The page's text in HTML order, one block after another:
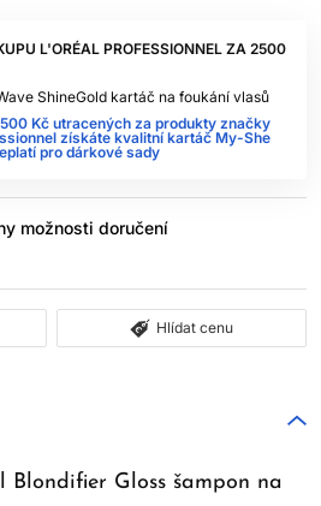
L'ORÉAL PROFESSIONNEL ZA 2500
ShineGold kartáč na foukání vlasů
Kč utracených za produkty značky
získáte kvalitní kartáč My-She
pro dárkové sady
možnosti doručení
Hlídat cenu
Blondifier Gloss šampon na